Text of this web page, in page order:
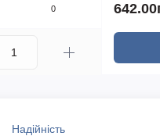
0
Надійність